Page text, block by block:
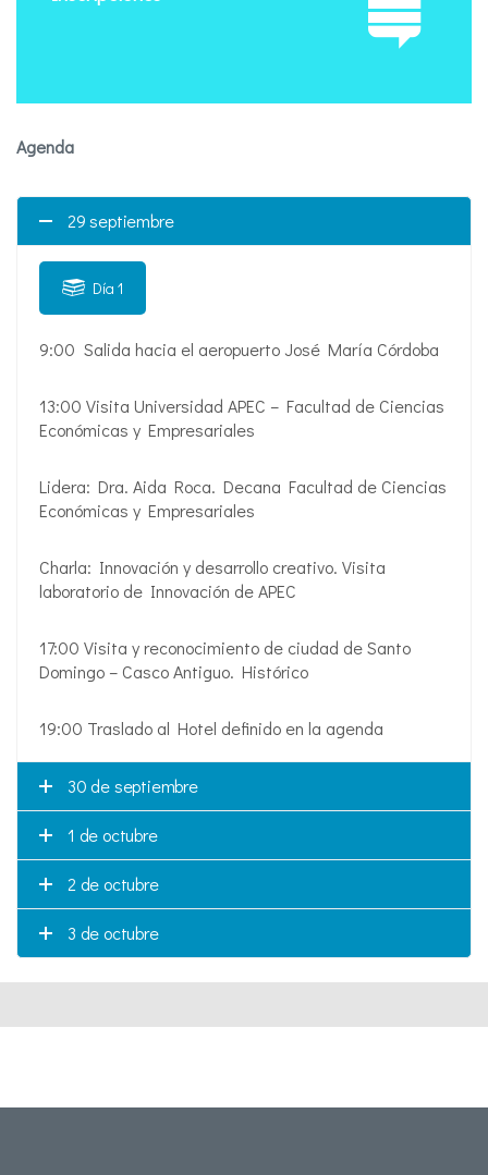
Agenda
29 septiembre
Día 1
9:00 Salida hacia el aeropuerto José María Córdoba
13:00 Visita Universidad APEC – Facultad de Ciencias
Económicas y Empresariales
Lidera: Dra. Aida Roca. Decana Facultad de Ciencias
Económicas y Empresariales
Charla: Innovación y desarrollo creativo. Visita
laboratorio de Innovación de APEC
17:00 Visita y reconocimiento de ciudad de Santo
Domingo – Casco Antiguo. Histórico
19:00 Traslado al Hotel definido en la agenda
30 de septiembre
1 de octubre
2 de octubre
3 de octubre